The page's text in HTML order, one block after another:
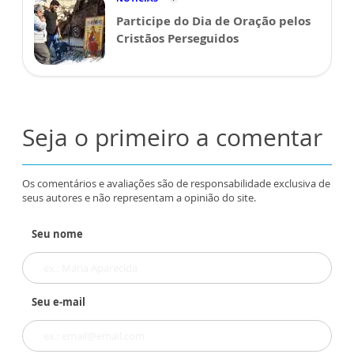
Participe do Dia de Oração pelos
Cristãos Perseguidos
Seja o primeiro a comentar
Os comentários e avaliações são de responsabilidade exclusiva de
seus autores e não representam a opinião do site.
Seu nome
Seu e-mail